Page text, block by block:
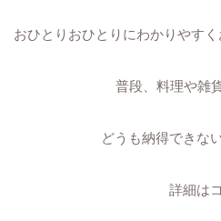
おひとりおひとりにわかりやす
普段、料理や雑
どうも納得できな
詳細は